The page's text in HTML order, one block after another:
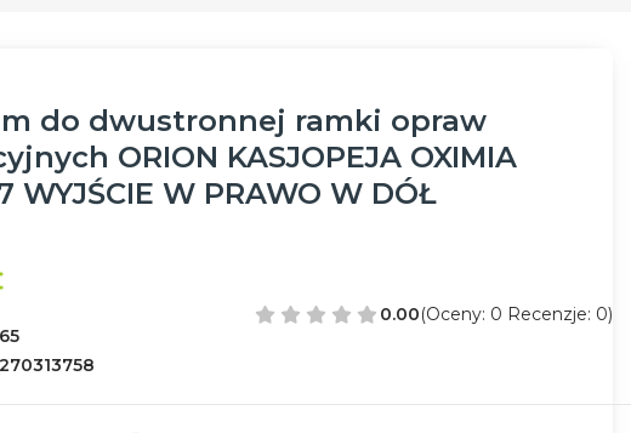
do dwustronnej ramki opraw
ORION KASJOPEJA OXIMIA
WYJŚCIE W PRAWO W DÓŁ
0.00(Oceny: 0 Recenzje: 0)